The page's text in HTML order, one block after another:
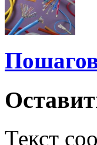
Текст